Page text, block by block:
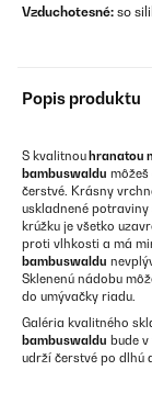
Vzduchotesné: so
Popis produktu
S kvalitnou hranatou
bambuswaldu
čerstvé. Krásny
uskladnené
krúžku je všetko
proti vlhkosti a má
bambuswaldu
Sklenenú nádobu
do umývačky riadu.
Galéria kvalitného
bambuswaldu bude
udrží čerstvé po dlhú